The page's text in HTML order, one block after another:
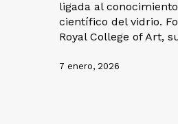
ligada al
científico del vidrio.
Royal College of Art,
7 enero, 2026